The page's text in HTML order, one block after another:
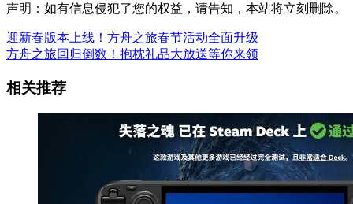
声明：如有信息侵犯了您的权益，请告知，本站将立刻删除。
迎新春版本上线！方舟之旅春节活动全面升级
方舟之旅回归倒数！抱枕礼品大放送等你来领
相关推荐